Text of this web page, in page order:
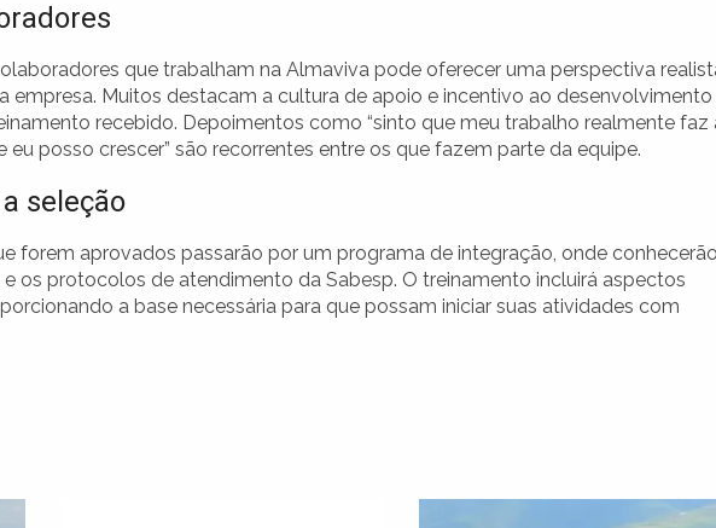
que trabalham na Almaviva pode oferecer uma perspectiva
empresa. Muitos destacam a cultura de apoio e incentivo ao desenvolvimento
recebido. Depoimentos como “sinto que meu trabalho realmente faz
eu posso crescer” são recorrentes entre os que fazem parte da equipe.
seleção
forem aprovados passarão por um programa de integração, onde
os protocolos de atendimento da Sabesp. O treinamento incluirá aspectos
a base necessária para que possam iniciar suas atividades com